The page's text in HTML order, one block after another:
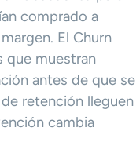
comprado a
El Churn
que muestran
antes de que se
retención lleguen
cambia